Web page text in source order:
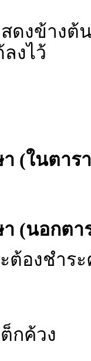
ดงข้างต้
งไว้
(ในตาร
า (นอกตา
ต้องชำระ
กค้วง